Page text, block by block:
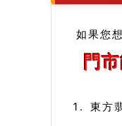
如果您
門
東方